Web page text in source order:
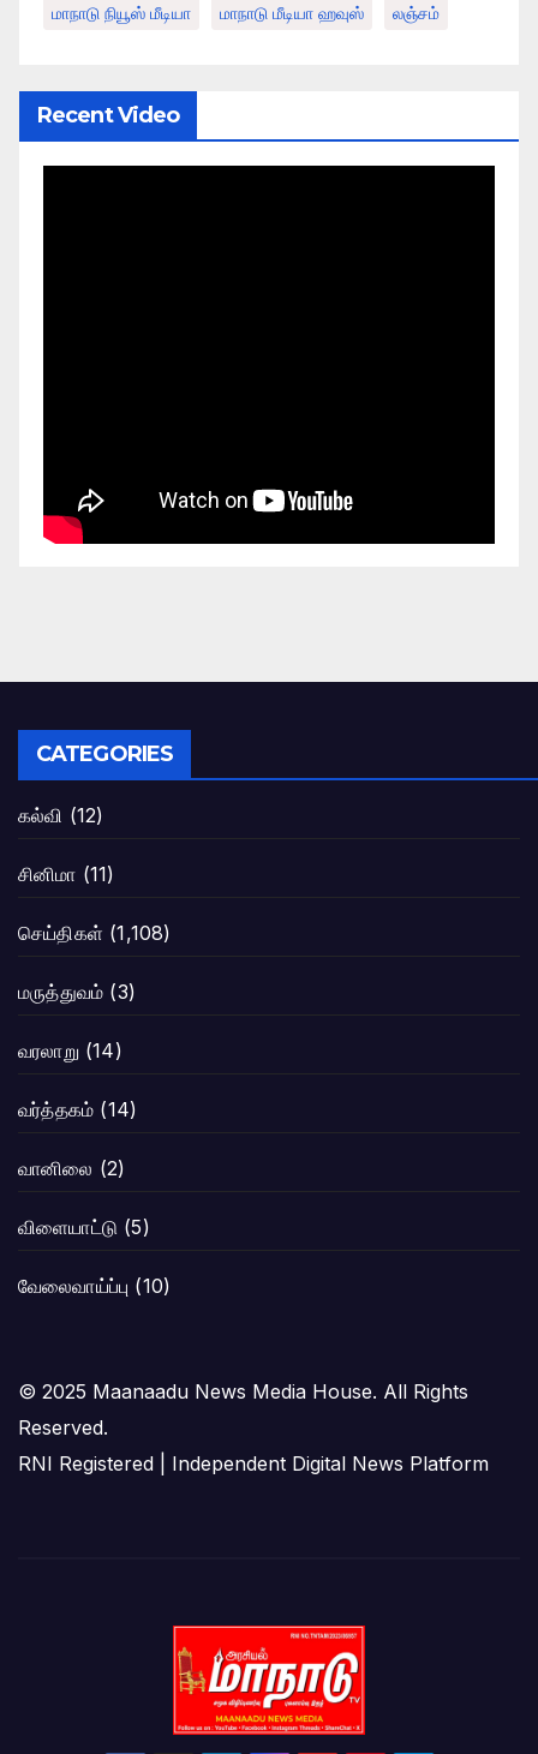
மாநாடு நியூஸ் மீடியா மாநாடு மீடியா ஹவுஸ் லஞ்சம்
Recent Video
CATEGORIES
கல்வி (12)
சினிமா (11)
செய்திகள் (1,108)
மருத்துவம் (3)
வரலாறு (14)
வர்த்தகம் (14)
வானிலை (2)
விளையாட்டு (5)
வேலைவாய்ப்பு (10)
© 2025 Maanaadu News Media House. All Rights
Reserved.
RNI Registered | Independent Digital News Platform